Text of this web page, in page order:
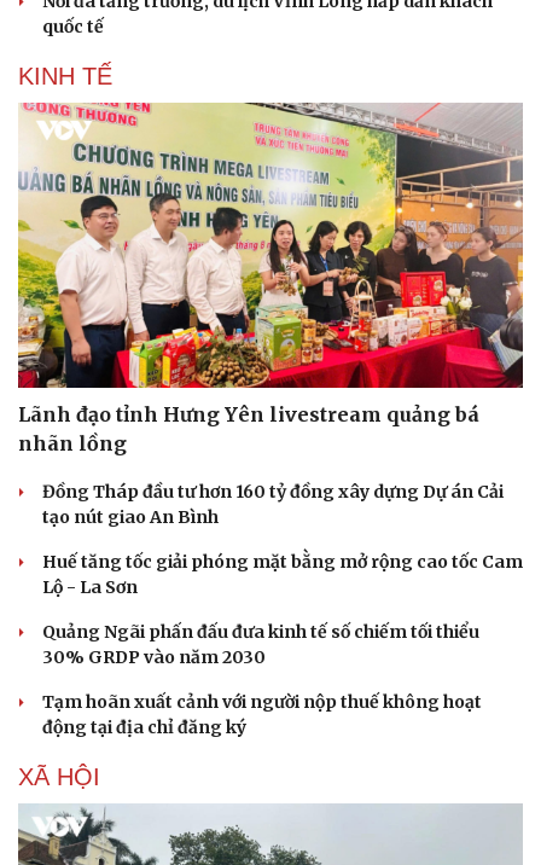
quốc tế
KINH TẾ
Lãnh đạo tỉnh Hưng Yên livestream quảng bá
nhãn lồng
Đồng Tháp đầu tư hơn 160 tỷ đồng xây dựng Dự án Cải
tạo nút giao An Bình
Huế tăng tốc giải phóng mặt bằng mở rộng cao tốc Cam
Lộ - La Sơn
Quảng Ngãi phấn đấu đưa kinh tế số chiếm tối thiểu
30% GRDP vào năm 2030
Tạm hoãn xuất cảnh với người nộp thuế không hoạt
động tại địa chỉ đăng ký
XÃ HỘI